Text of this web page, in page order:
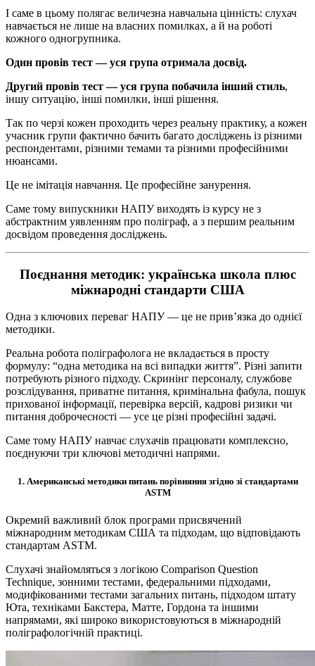
І саме в цьому полягає величезна навчальна цінність: слухач
навчається не лише на власних помилках, а й на роботі
кожного одногрупника.
Один провів тест — уся група отримала досвід.
Другий провів тест — уся група побачила інший стиль,
іншу ситуацію, інші помилки, інші рішення.
Так по черзі кожен проходить через реальну практику, а кожен
учасник групи фактично бачить багато досліджень із різними
респондентами, різними темами та різними професійними
нюансами.
Це не імітація навчання. Це професійне занурення.
Саме тому випускники НАПУ виходять із курсу не з
абстрактним уявленням про поліграф, а з першим реальним
досвідом проведення досліджень.
Поєднання методик: українська школа плюс
міжнародні стандарти США
Одна з ключових переваг НАПУ — це не прив’язка до однієї
методики.
Реальна робота поліграфолога не вкладається в просту
формулу: “одна методика на всі випадки життя”. Різні запити
потребують різного підходу. Скринінг персоналу, службове
розслідування, приватне питання, кримінальна фабула, пошук
прихованої інформації, перевірка версій, кадрові ризики чи
питання доброчесності — усе це різні професійні задачі.
Саме тому НАПУ навчає слухачів працювати комплексно,
поєднуючи три ключові методичні напрями.
1. Американські методики питань порівняння згідно зі стандартами
ASTM
Окремий важливий блок програми присвячений
міжнародним методикам США та підходам, що відповідають
стандартам ASTM.
Слухачі знайомляться з логікою Comparison Question
Technique, зонними тестами, федеральними підходами,
модифікованими тестами загальних питань, підходом штату
Юта, техніками Бакстера, Матте, Гордона та іншими
напрямами, які широко використовуються в міжнародній
поліграфологічній практиці.